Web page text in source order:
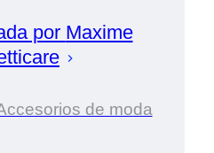
por Maxime
de moda